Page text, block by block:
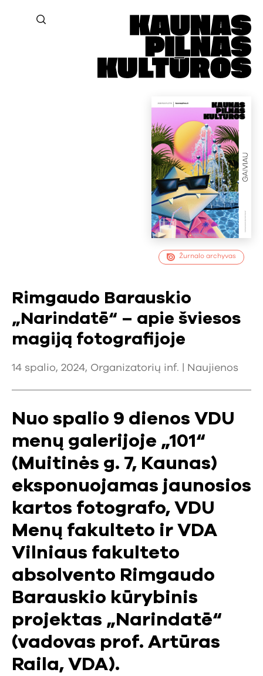
Žurnalo archyvas
Rimgaudo Barauskio
„Narindatē“ – apie šviesos
magiją fotografijoje
14 spalio, 2024, Organizatorių inf. | Naujienos
Nuo spalio 9 dienos VDU
menų galerijoje „101“
(Muitinės g. 7, Kaunas)
eksponuojamas jaunosios
kartos fotografo, VDU
Menų fakulteto ir VDA
Vilniaus fakulteto
absolvento Rimgaudo
Barauskio kūrybinis
projektas „Narindatē“
(vadovas prof. Artūras
Raila, VDA).